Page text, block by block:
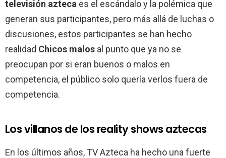
televisión azteca es el escándalo y la polémica que
generan sus participantes, pero más allá de luchas o
discusiones, estos participantes se han hecho
realidad Chicos malos al punto que ya no se
preocupan por si eran buenos o malos en
competencia, el público solo quería verlos fuera de
competencia.
Los villanos de los reality shows aztecas
En los últimos años, TV Azteca ha hecho una fuerte